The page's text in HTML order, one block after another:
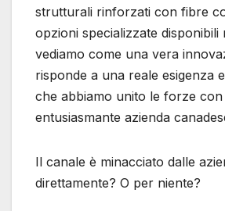
strutturali rinforzati con fibre
opzioni specializzate disponibili
vediamo come una vera
risponde a una reale esigenza
che abbiamo unito le forze con
entusiasmante azienda
Il canale è minacciato dalle
direttamente? O per niente?